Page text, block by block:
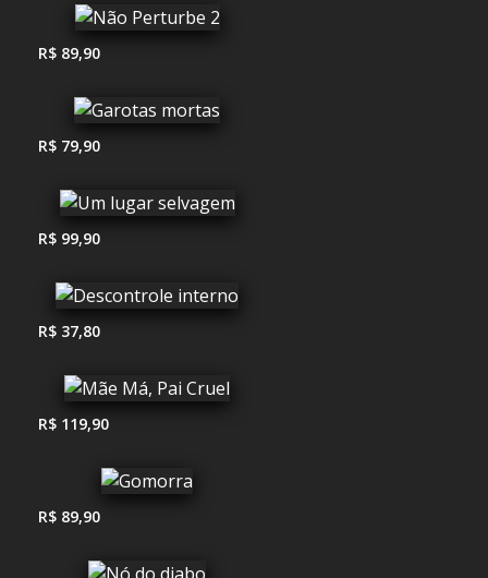
R$ 89,90
R$ 79,90
R$ 99,90
R$ 37,80
R$ 119,90
R$ 89,90